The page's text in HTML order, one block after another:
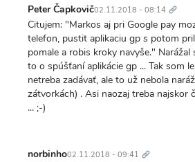
Peter Čapkovič02.11.2018 - 08:14 odkaz
Citujem: "Markos aj pri Google pay
telefon, pustit aplikaciu gp s potom
pomale a robis kroky navyše."
to o spúšťaní aplikácie gp ... Tak som
netreba zadávať, ale to už nebola
zátvorkách) . Asi naozaj treba najskor
... ;-)
norbinho02.11.2018 - 09:41 odkaz